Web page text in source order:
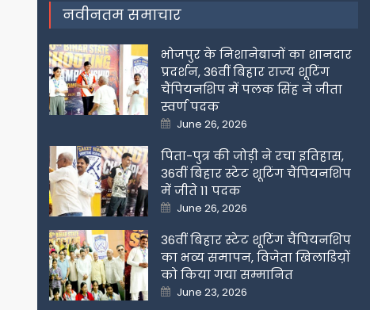
नवीनतम समाचार
भोजपुर के निशानेबाजों का शानदार
प्रदर्शन, 36वीं बिहार राज्य शूटिंग
चैंपियनशिप में पलक सिंह ने जीता
स्वर्ण पदक
Posted
on
June 26, 2026
पिता-पुत्र की जोड़ी ने रचा इतिहास,
36वीं बिहार स्टेट शूटिंग चैंपियनशिप
में जीते 11 पदक
Posted
on
June 26, 2026
36वीं बिहार स्टेट शूटिंग चैंपियनशिप
का भव्य समापन, विजेता खिलाडिय़ों
को किया गया सम्मानित
Posted
on
June 23, 2026